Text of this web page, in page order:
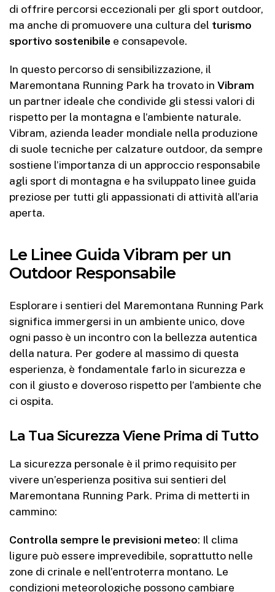
di offrire percorsi eccezionali per gli sport outdoor,
ma anche di promuovere una cultura del turismo
sportivo sostenibile e consapevole.
In questo percorso di sensibilizzazione, il
Maremontana Running Park ha trovato in Vibram
un partner ideale che condivide gli stessi valori di
rispetto per la montagna e l’ambiente naturale.
Vibram, azienda leader mondiale nella produzione
di suole tecniche per calzature outdoor, da sempre
sostiene l’importanza di un approccio responsabile
agli sport di montagna e ha sviluppato linee guida
preziose per tutti gli appassionati di attività all’aria
aperta.
Le Linee Guida Vibram per un
Outdoor Responsabile
Esplorare i sentieri del Maremontana Running Park
significa immergersi in un ambiente unico, dove
ogni passo è un incontro con la bellezza autentica
della natura. Per godere al massimo di questa
esperienza, è fondamentale farlo in sicurezza e
con il giusto e doveroso rispetto per l’ambiente che
ci ospita.
La Tua Sicurezza Viene Prima di Tutto
La sicurezza personale è il primo requisito per
vivere un’esperienza positiva sui sentieri del
Maremontana Running Park. Prima di metterti in
cammino:
Controlla sempre le previsioni meteo: Il clima
ligure può essere imprevedibile, soprattutto nelle
zone di crinale e nell’entroterra montano. Le
condizioni meteorologiche possono cambiare